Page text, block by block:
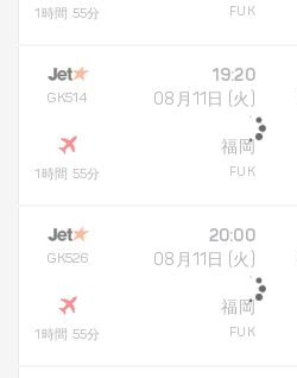
1時間 55分 FUK
GK514
1時間 55分
19:20
08月11日 (火)
福岡
FUK
GK526
1時間 55分
20:00
08月11日 (火)
福岡
FUK